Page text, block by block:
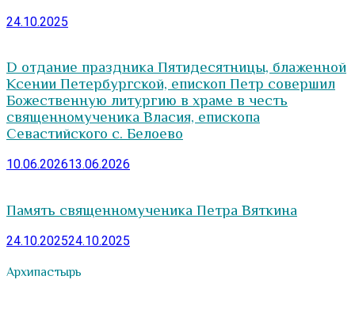
24.10.2025
D отдание праздника Пятидесятницы, блаженной
Ксении Петербургской, епископ Петр совершил
Божественную литургию в храме в честь
священномученика Власия, епископа
Севастийского с. Белоево
10.06.202613.06.2026
Память священномученика Петра Вяткина
24.10.202524.10.2025
Архипастырь